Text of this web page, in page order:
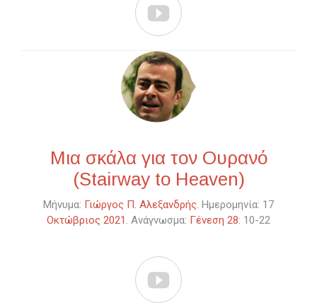

Μια σκάλα για τον Ουρανό
(Stairway to Heaven)
Μήνυμα: Γιώργος Π. Αλεξανδρής. Ημερομηνία: 17
Οκτώβριος 2021 . Ανάγνωσμα: Γένεση 28: 10-22
